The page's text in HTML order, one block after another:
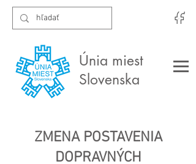
Únia miest
Slovenska
ZMENA POSTAVENIA
DOPRAVNÝCH